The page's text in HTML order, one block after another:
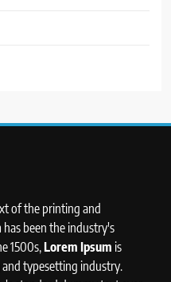
of the printing and
been the industry's
1500s,Lorem Ipsum is
typesetting industry.